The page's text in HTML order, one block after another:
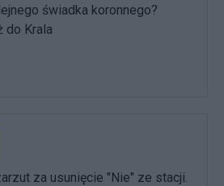
świadka koronnego?
do Krala
za usunięcie "Nie" ze stacji.